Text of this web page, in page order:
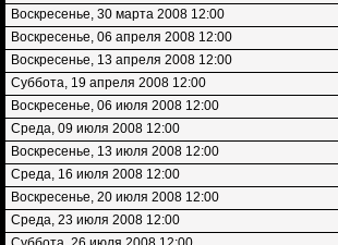
Воскресенье, 30 марта 2008 12:00
Воскресенье, 06 апреля 2008 12:00
Воскресенье, 13 апреля 2008 12:00
Суббота, 19 апреля 2008 12:00
Воскресенье, 06 июля 2008 12:00
Среда, 09 июля 2008 12:00
Воскресенье, 13 июля 2008 12:00
Среда, 16 июля 2008 12:00
Воскресенье, 20 июля 2008 12:00
Среда, 23 июля 2008 12:00